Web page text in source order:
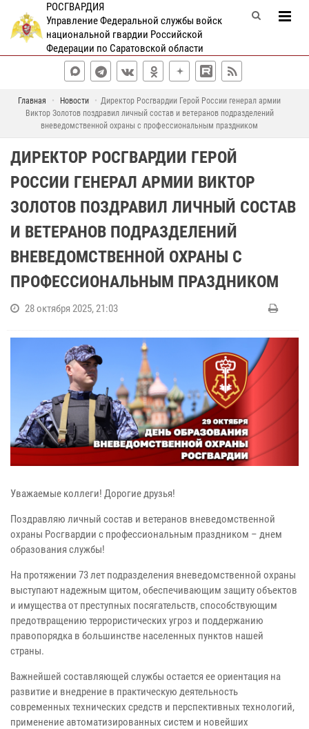
РОСГВАРДИЯ
Управление Федеральной службы войск
национальной гвардии Российской
Федерации по Саратовской области
Главная Новости
Директор Росгвардии Герой России генерал армии
Виктор Золотов поздравил личный состав и ветеранов подразделений
вневедомственной охраны с профессиональным праздником
ДИРЕКТОР РОСГВАРДИИ ГЕРОЙ
РОССИИ ГЕНЕРАЛ АРМИИ ВИКТОР
ЗОЛОТОВ ПОЗДРАВИЛ ЛИЧНЫЙ СОСТАВ
И ВЕТЕРАНОВ ПОДРАЗДЕЛЕНИЙ
ВНЕВЕДОМСТВЕННОЙ ОХРАНЫ С
ПРОФЕССИОНАЛЬНЫМ ПРАЗДНИКОМ
28 октября 2025, 21:03
Уважаемые коллеги! Дорогие друзья!
Поздравляю личный состав и ветеранов вневедомственной
охраны Росгвардии с профессиональным праздником – днем
образования службы!
На протяжении 73 лет подразделения вневедомственной охраны
выступают надежным щитом, обеспечивающим защиту объектов
и имущества от преступных посягательств, способствующим
предотвращению террористических угроз и поддержанию
правопорядка в большинстве населенных пунктов нашей
страны.
Важнейшей составляющей службы остается ее ориентация на
развитие и внедрение в практическую деятельность
современных технических средств и перспективных технологий,
применение автоматизированных систем и новейших